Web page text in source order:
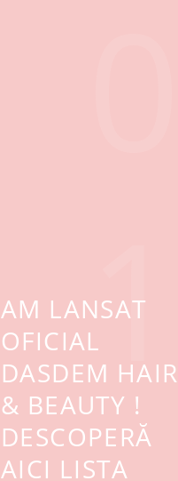
1
AM LANSAT
OFICIAL
DASDEM HAIR
& BEAUTY !
DESCOPERĂ
AICI LISTA